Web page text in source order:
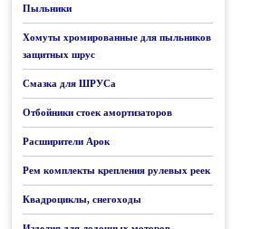
Пыльники
Хомуты хромированные для пыльников
защитных шрус
Смазка для ШРУСа
Отбойники стоек амортизаторов
Расширители Арок
Рем комплекты крепления рулевых реек
Квадроциклы, снегоходы